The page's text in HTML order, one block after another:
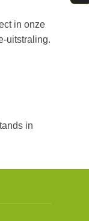
in onze
uitstraling.
in